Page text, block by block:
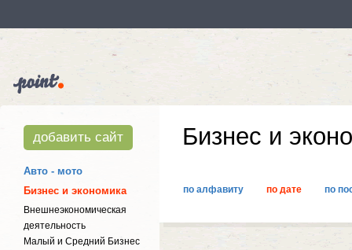
добавить сайт
Авто - мото
Бизнес и экономика
Внешнеэкономическая
деятельность
Малый и Средний Бизнес
Бизнес и
по алфавиту по дате по